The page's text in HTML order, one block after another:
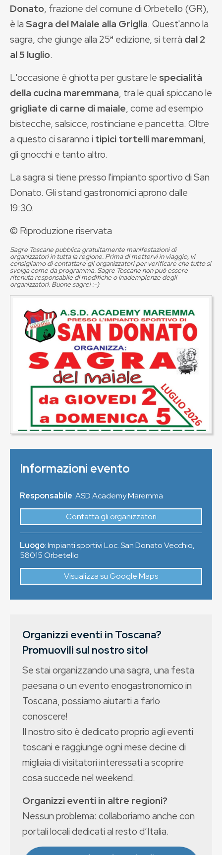
Donato, frazione del comune di Orbetello (GR),
è laSagra del Maiale alla Griglia. Quest'anno la
sagra, che giunge alla 25ª edizione, si terrà dal 2
al 5 luglio.
L'occasione è ghiotta per gustare le specialità
della cucina maremmana, tra le quali spiccano le
grigliate di carne di maiale, come ad esempio
bistecche, salsicce, rostinciane e pancetta. Oltre
a questo ci saranno i tipici tortelli maremmani,
gli gnocchi e tanto altro.
La sagra si tiene presso l'impianto sportivo di San
Donato. Gli stand gastronomici aprono dalle
19:30.
© Riproduzione riservata
Sagre Toscane pubblica gratuitamente manifestazioni di
organizzatori in tutta la regione. Prima di mettervi in viaggio, vi
consigliamo di contattare gli organizzatori per verificare che tutto si
svolga come da programma. Sagre Toscane non può essere
ritenuta responsabile di modifiche o inadempienze degli
organizzatori. Buone sagre! :-)
Informazioni evento
Responsabile: ASD Academy Maremma
Contatta gli organizzatori
Luogo:Impianti sportivi Loc. San Donato Vecchio,
58015Orbetello
Visualizza su Google Maps
Organizzi eventi in Toscana?
Promuovili sul nostro sito!
Se stai organizzando una sagra, una festa
paesana o un evento enogastronomico in
Toscana, possiamo aiutarti a farlo
conoscere!
Il nostro sito è dedicato proprio agli eventi
toscani e raggiunge ogni mese decine di
migliaia di visitatori interessati a scoprire
cosa succede nel weekend.
Organizzi eventi in altre regioni?
Nessun problema: collaboriamo anche con
portali locali dedicati al resto d’Italia.